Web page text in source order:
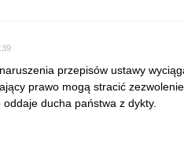
przepisów ustawy
prawo mogą stracić
ducha państwa z dykty.